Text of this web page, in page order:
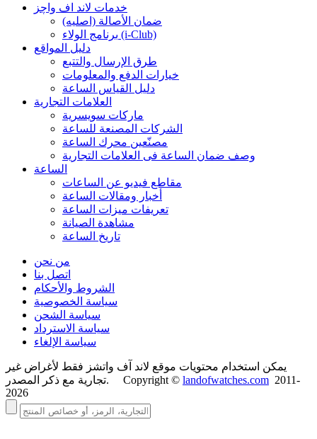
خدمات لاند اف واچز
ضمان الأصالة (اصلیه)
برنامج الولاء (i-Club)
دليل المواقع
طرق الإرسال والتتبع
خيارات الدفع والمعلومات
دليل القياس الساعة
العلامات التجارية
ماركات سويسرية
الشركات المصنعة للساعة
مصنّعين محرك الساعة
وصف ضمان الساعة فی العلامات التجارية
الساعة
مقاطع فيديو عن الساعات
أخبار ومقالات الساعة
تعريفات ميزات الساعة
مشاهدة الصيانة
تاريخ الساعة
من نحن
اتصل بنا
الشروط والأحكام
سياسة الخصوصية
سياسة الشحن
سياسة الاسترداد
سياسة الإلغاء
يمكن استخدام محتويات موقع لاند آف واتشز فقط لأغراض غير
تجارية مع ذكر المصدر. Copyright © landofwatches.com 2011-
2026